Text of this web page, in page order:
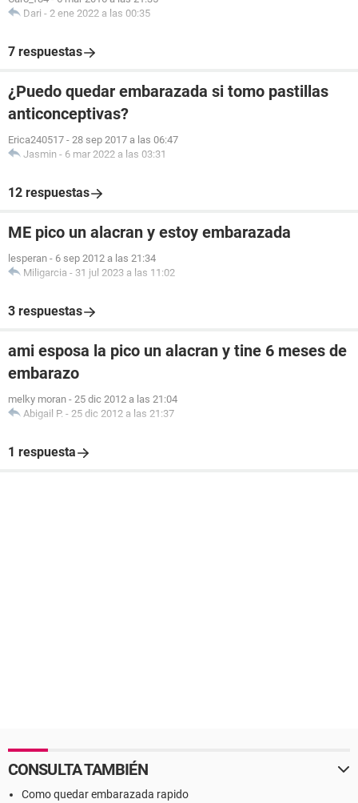
Dari - 2 ene 2022 a las 00:35
7 respuestas
¿Puedo quedar embarazada si tomo pastillas
anticonceptivas?
Erica240517 - 28 sep 2017 a las 06:47
Jasmin - 6 mar 2022 a las 03:31
12 respuestas
ME pico un alacran y estoy embarazada
lesperan - 6 sep 2012 a las 21:34
Miligarcia - 31 jul 2023 a las 11:02
3 respuestas
ami esposa la pico un alacran y tine 6 meses de
embarazo
melky moran - 25 dic 2012 a las 21:04
Abigail P. - 25 dic 2012 a las 21:37
1 respuesta
CONSULTA TAMBIÉN
Como quedar embarazada rapido